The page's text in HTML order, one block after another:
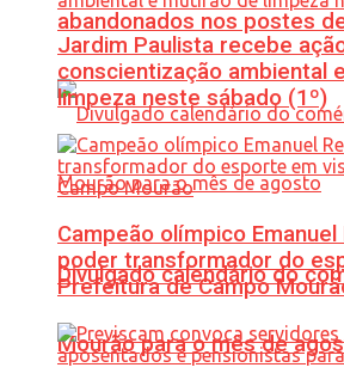
abandonados nos postes
Divulgado calendário do
Mourão para o mês de
Jardim Paulista recebe
conscientização ambiental
limpeza neste sábado (1º)
Campeão olímpico
poder transformador do
Prefeitura de Campo